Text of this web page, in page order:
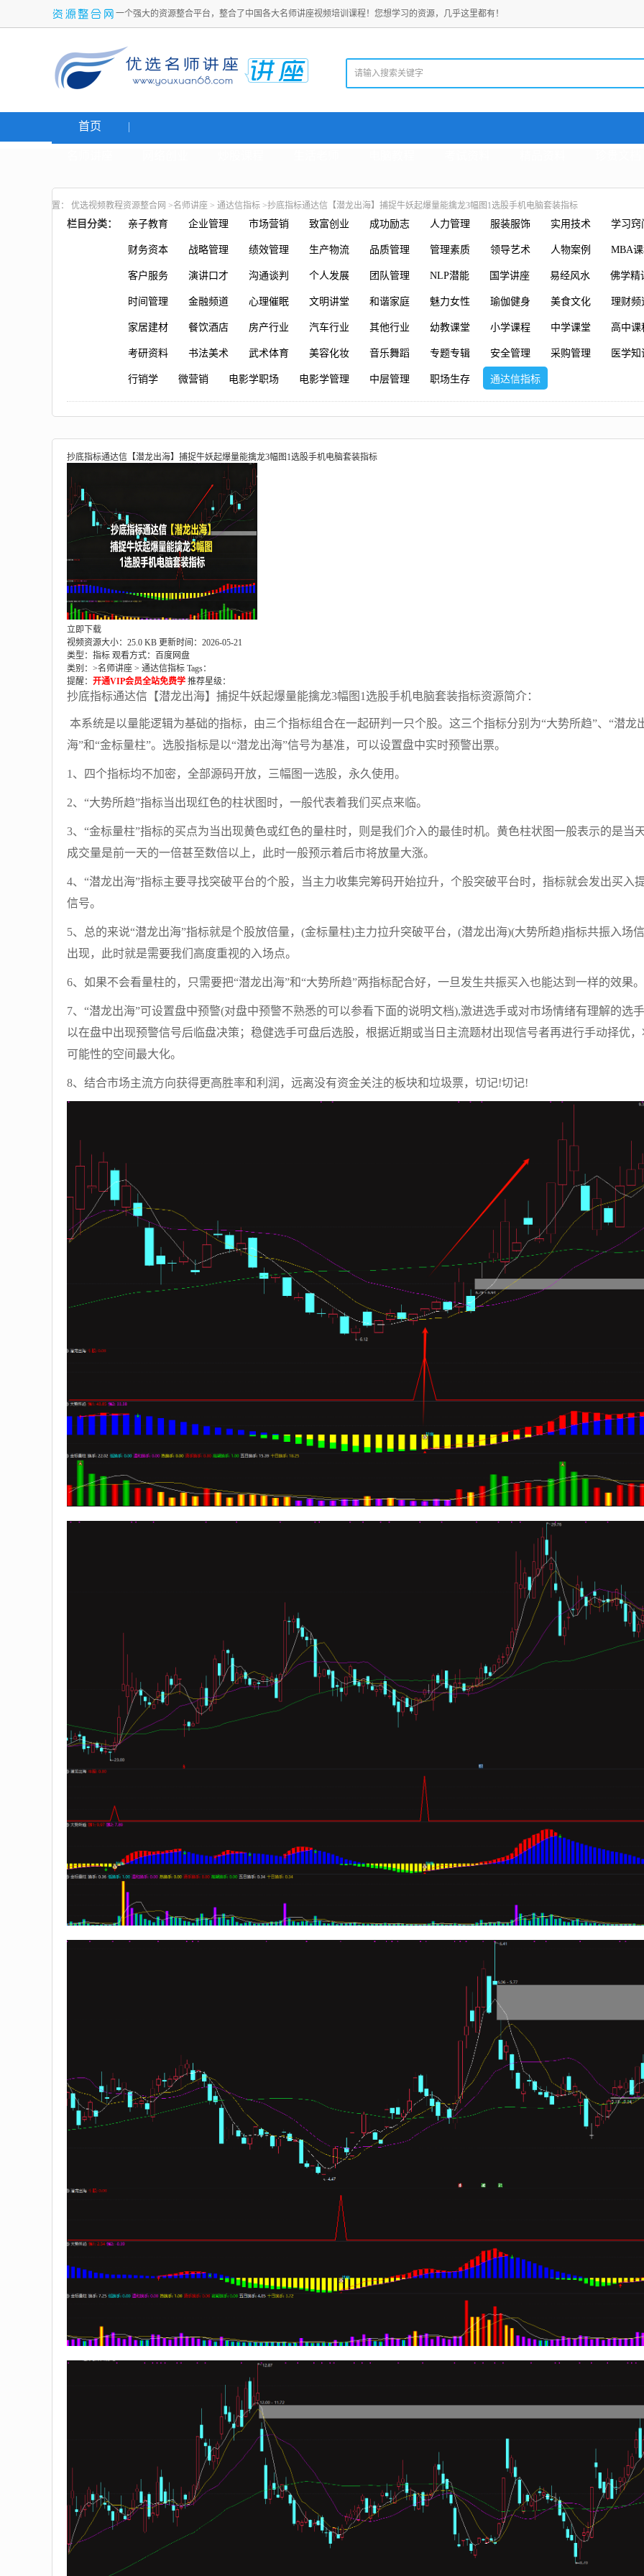
一个强大的资源整合平台，整合了中国各大名师讲座视频培训课程！您想学习的资源，几乎这里都有！
首页
置： 优选视频教程资源整合网 >名师讲座 > 通达信指标 >抄底指标通达信【潜龙出海】捕捉牛妖起爆量能擒龙3幅图1选股手机电脑套装指标
栏目分类： 亲子教育 企业管理 市场营销 致富创业 成功励志 人力管理 服装服饰 实用技术 学习窍
财务资本 战略管理 绩效管理 生产物流 品质管理 管理素质 领导艺术 人物案例 MBA
客户服务 演讲口才 沟通谈判 个人发展 团队管理 NLP潜能 国学讲座 易经风水 佛学精
时间管理 金融频道 心理催眠 文明讲堂 和谐家庭 魅力女性 瑜伽健身 美食文化 理财频
家居建材 餐饮酒店 房产行业 汽车行业 其他行业 幼教课堂 小学课程 中学课堂 高中课
考研资料 书法美术 武术体育 美容化妆 音乐舞蹈 专题专辑 安全管理 采购管理 医学知
行销学 微营销 电影学职场 电影学管理 中层管理 职场生存 通达信指标
抄底指标通达信【潜龙出海】捕捉牛妖起爆量能擒龙3幅图1选股手机电脑套装指标
立即下载
视频资源大小：25.0 KB 更新时间：2026-05-21
类型：指标 观看方式：百度网盘
类别：>名师讲座 > 通达信指标 Tags：
提醒： 开通VIP会员全站免费学 推荐星级：
抄底指标通达信【潜龙出海】捕捉牛妖起爆量能擒龙3幅图1选股手机电脑套装指标资源简介：
本系统是以量能逻辑为基础的指标，由三个指标组合在一起研判一只个股。这三个指标分别为“大势所趋”、“潜龙
海”和“金标量柱”。选股指标是以“潜龙出海”信号为基准，可以设置盘中实时预警出票。
1、四个指标均不加密，全部源码开放，三幅图一选股，永久使用。
2、“大势所趋”指标当出现红色的柱状图时，一般代表着我们买点来临。
3、“金标量柱”指标的买点为当出现黄色或红色的量柱时，则是我们介入的最佳时机。黄色柱状图一般表示的是当
成交量是前一天的一倍甚至数倍以上，此时一般预示着后市将放量大涨。
4、“潜龙出海”指标主要寻找突破平台的个股，当主力收集完筹码开始拉升，个股突破平台时，指标就会发出买入
信号。
5、总的来说“潜龙出海”指标就是个股放倍量，(金标量柱)主力拉升突破平台，(潜龙出海)(大势所趋)指标共振入场
出现，此时就是需要我们高度重视的入场点。
6、如果不会看量柱的，只需要把“潜龙出海”和“大势所趋”两指标配合好，一旦发生共振买入也能达到一样的效果。
7、“潜龙出海”可设置盘中预警(对盘中预警不熟悉的可以参看下面的说明文档),激进选手或对市场情绪有理解的选
以在盘中出现预警信号后临盘决策；稳健选手可盘后选股，根据近期或当日主流题材出现信号者再进行手动择优，
可能性的空间最大化。
8、结合市场主流方向获得更高胜率和利润，远离没有资金关注的板块和垃圾票，切记!切记!